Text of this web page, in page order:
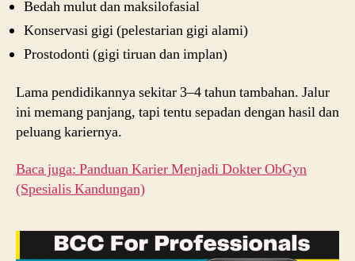
Bedah mulut dan maksilofasial
Konservasi gigi (pelestarian gigi alami)
Prostodonti (gigi tiruan dan implan)
Lama pendidikannya sekitar 3–4 tahun tambahan. Jalur
ini memang panjang, tapi tentu sepadan dengan hasil dan
peluang kariernya.
Baca juga: Panduan Karier Menjadi Dokter ObGyn
(Spesialis Kandungan)